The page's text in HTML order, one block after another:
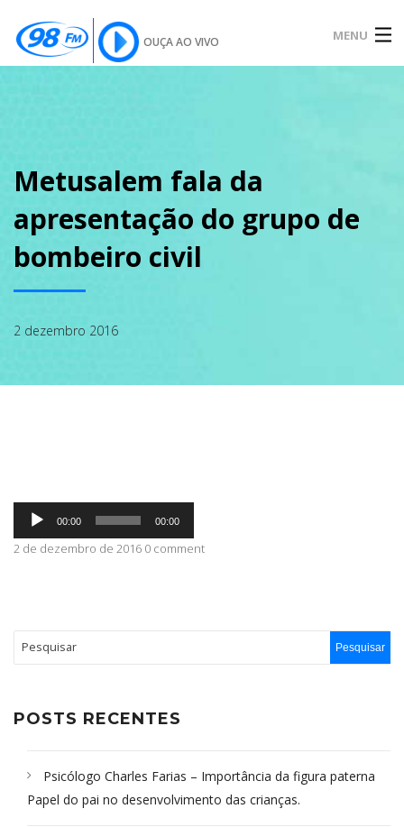
OUÇA AO VIVO MENU
SOBRE
NOTÍCIAS
CONTATO
Metusalem fala da
apresentação do grupo de
bombeiro civil
2 dezembro 2016
Tocador
áudio
00:00 00:00
2 de dezembro de 2016 0 comment
POSTS RECENTES
Psicólogo Charles Farias – Importância da figura paterna
Papel do pai no desenvolvimento das crianças.